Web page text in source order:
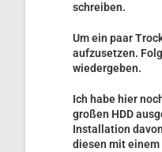
schreiben.
Um ein paar
aufzusetzen.
wiedergeben.
Ich habe hier
großen HDD
Installation
diesen mit